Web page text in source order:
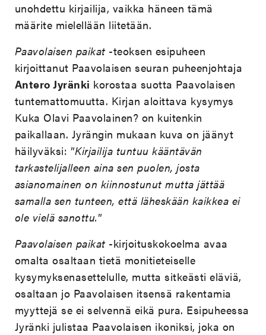
unohdettu kirjailija, vaikka häneen tämä
määrite mielellään liitetään.
Paavolaisen paikat -teoksen esipuheen
kirjoittanut Paavolaisen seuran puheenjohtaja
Antero Jyränki korostaa suotta Paavolaisen
tuntemattomuutta. Kirjan aloittava kysymys
Kuka Olavi Paavolainen? on kuitenkin
paikallaan. Jyrängin mukaan kuva on jäänyt
häilyväksi: ”Kirjailija tuntuu kääntävän
tarkastelijalleen aina sen puolen, josta
asianomainen on kiinnostunut mutta jättää
samalla sen tunteen, että läheskään kaikkea ei
ole vielä sanottu.”
Paavolaisen paikat -kirjoituskokoelma avaa
omalta osaltaan tietä monitieteiselle
kysymyksenasettelulle, mutta sitkeästi eläviä,
osaltaan jo Paavolaisen itsensä rakentamia
myyttejä se ei selvennä eikä pura. Esipuheessa
Jyränki julistaa Paavolaisen ikoniksi, joka on